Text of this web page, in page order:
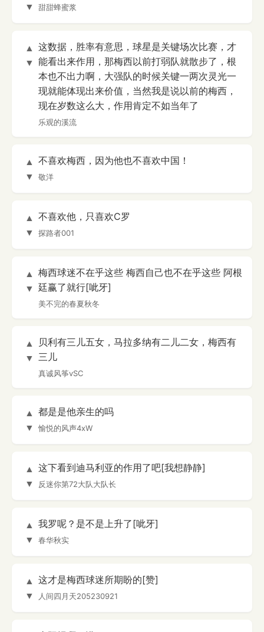
▼
甜甜蜂蜜浆
▲
▼
这数据，胜率有意思，球星是关键场次比赛，才
能看出来作用，那梅西以前打弱队就散步了，根
本也不出力啊，大强队的时候关键一两次灵光一
现就能体现出来价值，当然我是说以前的梅西，
现在岁数这么大，作用肯定不如当年了
乐观的溪流
▲
▼
不喜欢梅西，因为他也不喜欢中国！
敬洋
▲
▼
不喜欢他，只喜欢C罗
探路者001
▲
▼
梅西球迷不在乎这些 梅西自己也不在乎这些 阿根
廷赢了就行[呲牙]
美不完的春夏秋冬
▲
▼
贝利有三儿五女，马拉多纳有二儿二女，梅西有
三儿
真诚风筝vSC
▲
▼
都是是他亲生的吗
愉悦的风声4xW
▲
▼
这下看到迪马利亚的作用了吧[我想静静]
反迷你第72大队大队长
▲
▼
我罗呢？是不是上升了[呲牙]
春华秋实
▲
▼
这才是梅西球迷所期盼的[赞]
人间四月天205230921